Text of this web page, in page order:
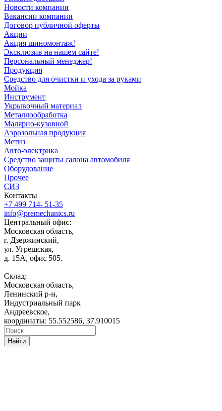
Новости компании
Вакансии компании
Договор публичной оферты
Акции
Акция шиномонтаж!
Эксклюзив на нашем сайте!
Персональный менеджер!
Продукция
Средство для очистки и ухода за руками
Мойка
Инструмент
Укрывочный материал
Металлообработка
Малярно-кузовной
Аэрозольная продукция
Метиз
Авто-электрика
Средство защиты салона автомобиля
Оборудование
Прочее
СИЗ
Контакты
+7 499 714- 51-35
info@premechanics.ru
Центральный офис:
Московская область,
г. Дзержинский,
ул. Угрешская,
д. 15А, офис 505.
Склад:
Московская область,
Ленинский р-н,
Индустриальный парк
Андреевское,
координаты: 55.552586, 37.910015
Найти